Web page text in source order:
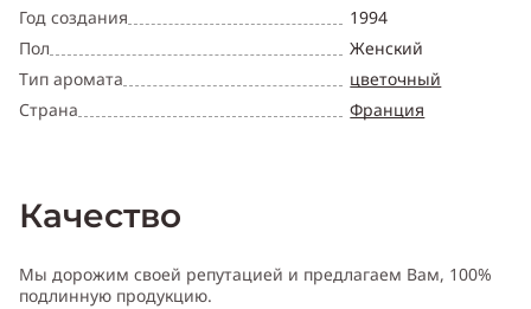
Год создания
Пол
Тип аромата
Страна
1994
Женский
цветочный
Франция
Качество
Мы дорожим своей репутацией и предлагаем Вам, 100%
подлинную продукцию.